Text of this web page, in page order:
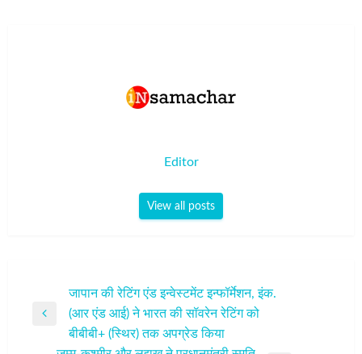
Editor
View all posts
नेविगेशन
Previous
जापान की रेटिंग एंड इन्वेस्टमेंट इन्फॉर्मेशन, इंक.
(आर एंड आई) ने भारत की सॉवरेन रेटिंग को
बीबीबी+ (स्थिर) तक अपग्रेड किया